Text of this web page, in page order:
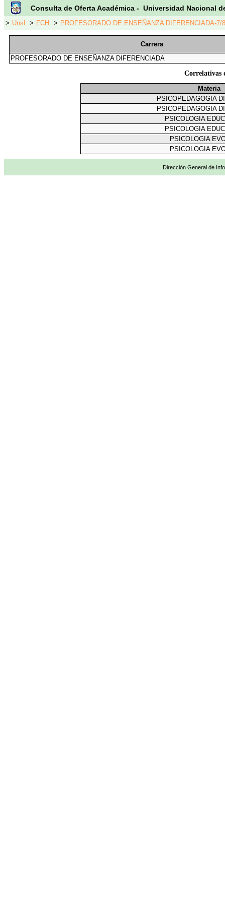
Consulta de Oferta Académica - Universidad Nacional
> Unsl > FCH > PROFESORADO DE ENSEÑANZA DIFERENCIADA-7/
Carrera
PROFESORADO DE ENSEÑANZA DIFERENCIADA
Correlativas
Materia
PSICOPEDAGOGIA
PSICOPEDAGOGIA
PSICOLOGIA
PSICOLOGIA
PSICOLOGIA
PSICOLOGIA
Dirección General de